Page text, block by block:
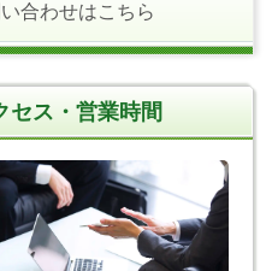
合わせはこちら
セス・営業時間